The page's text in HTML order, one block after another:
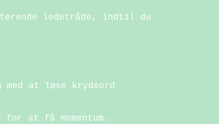
ledetråde, indtil du
at løse krydsord
for at få momentum.